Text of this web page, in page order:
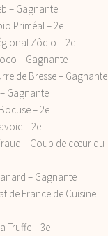
– Gagnante
Priméal – 2e
Zôdio – 2e
– Gagnante
de Bresse – Gagnante
Gagnante
– 2e
– 2e
– Coup de cœur du
– Gagnante
de France de Cuisine
Truffe – 3e